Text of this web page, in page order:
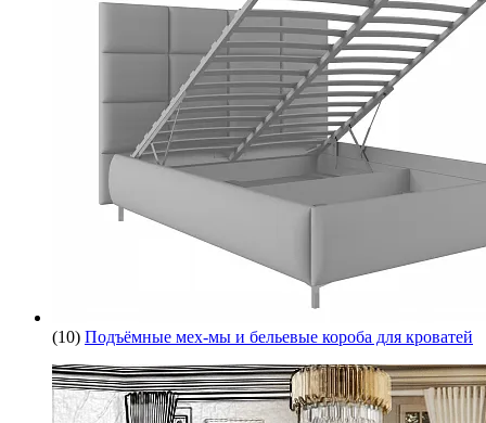
(10) Подъёмные мех-мы и бельевые короба для кроватей